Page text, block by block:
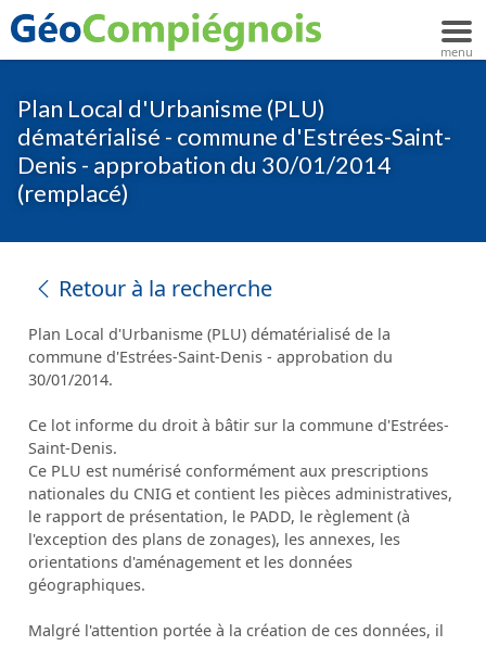
Plan Local d'Urbanisme (PLU)
dématérialisé - commune d'Estrées-Saint-
Denis - approbation du 30/01/2014
(remplacé)
Retour à la recherche
Plan Local d'Urbanisme (PLU) dématérialisé de la
commune d'Estrées-Saint-Denis - approbation du
30/01/2014.
Ce lot informe du droit à bâtir sur la commune d'Estrées-
Saint-Denis.
Ce PLU est numérisé conformément aux prescriptions
nationales du CNIG et contient les pièces administratives,
le rapport de présentation, le PADD, le règlement (à
l'exception des plans de zonages), les annexes, les
orientations d'aménagement et les données
géographiques.
Malgré l'attention portée à la création de ces données, il